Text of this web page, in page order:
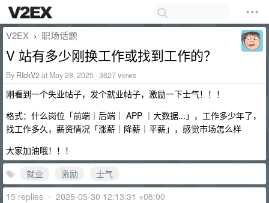
V2EX › 职场话题
V 站有多少刚换工作或找到工作的？
By RIckV2at May 28, 2025 · 3627 views
刚看到一个失业帖子，发个就业帖子，激励一下士气！！！
格式：什么岗位「前端｜后端｜ APP ｜大数据...」，工作多少年了，
找工作多久，薪资情况「涨薪｜降薪｜平薪」，感觉市场怎么样
大家加油哦！！！
就业
激励
士气
15 replies • 2025-05-30 12:13:31 +08:00